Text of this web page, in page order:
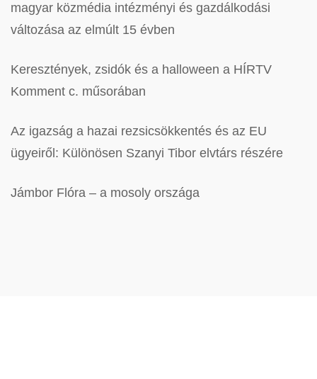
magyar közmédia intézményi és gazdálkodási
változása az elmúlt 15 évben
Keresztények, zsidók és a halloween a HÍRTV
Komment c. műsorában
Az igazság a hazai rezsicsökkentés és az EU
ügyeiről: Különösen Szanyi Tibor elvtárs részére
Jámbor Flóra – a mosoly országa